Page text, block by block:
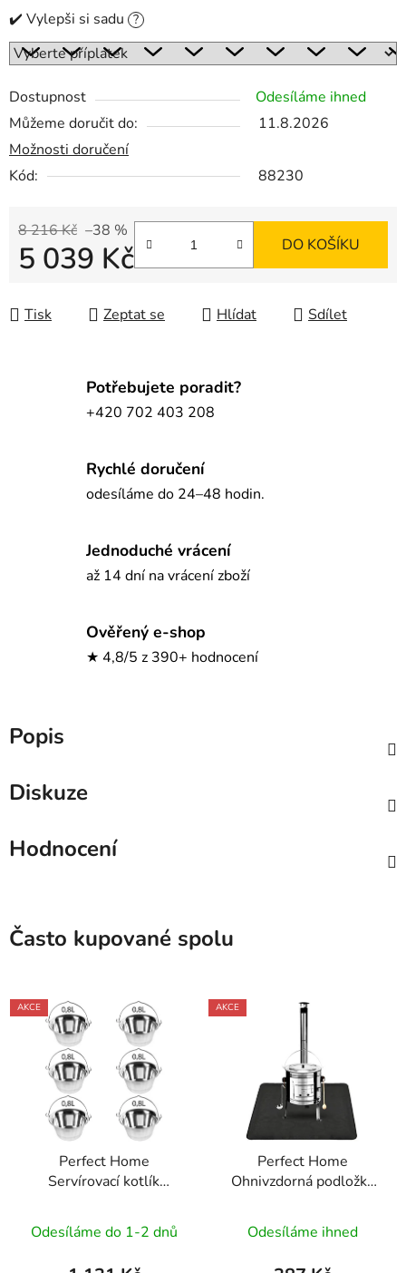
✔️ Vylepši si sadu ?
Dostupnost
Odesíláme ihned
Můžeme doručit do:
11.8.2026
Možnosti doručení
Kód:
88230
8 216 Kč –38 %
5 039 Kč DO KOŠÍKU
Tisk Zeptat se Hlídat Sdílet
Potřebujete poradit?
+420 702 403 208
Rychlé doručení
odesíláme do 24–48 hodin.
Jednoduché vrácení
až 14 dní na vrácení zboží
Ověřený e-shop
★ 4,8/5 z 390+ hodnocení
Popis
Diskuze
Hodnocení
Často kupované spolu
AKCE
Perfect Home
Servírovací kotlík
12141
Odesíláme do 1-2 dnů
AKCE
Perfect Home
Ohnivzdorná podložka
černá, 73561
Odesíláme ihned